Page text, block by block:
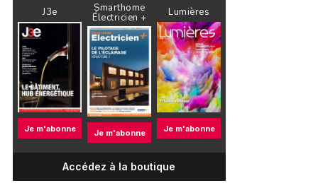
J3e
Je m'abonne
Smarthome
Électricien +
Je m'abonne
Lumières
Je m'abonne
Accédez à la boutique